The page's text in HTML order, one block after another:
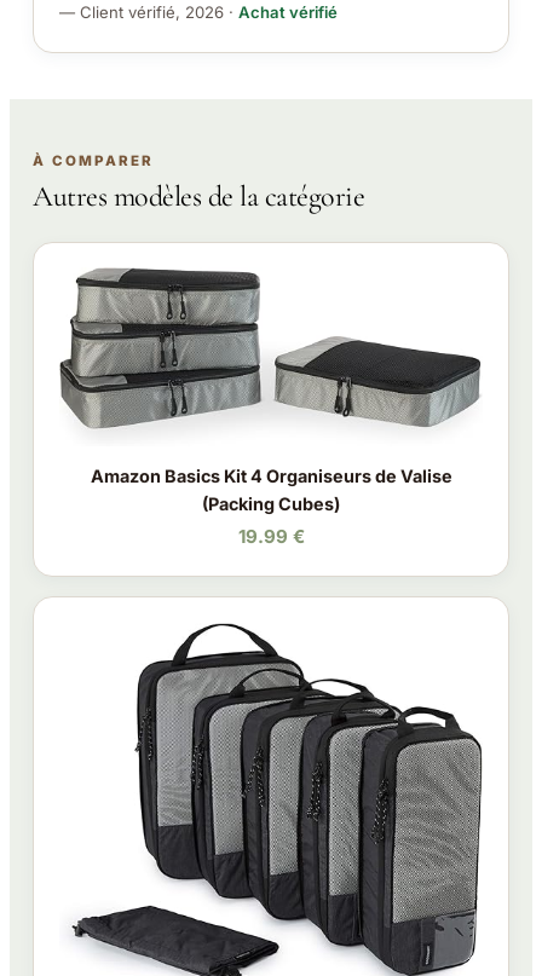
— Client vérifié, 2026 · Achat vérifié
À COMPARER
Autres modèles de la catégorie
Amazon Basics Kit 4 Organiseurs de Valise
(Packing Cubes)
19.99 €